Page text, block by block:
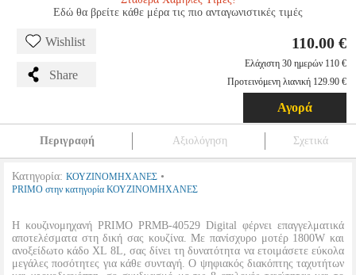
Εδώ θα βρείτε κάθε μέρα τις πιο ανταγωνιστικές τιμές
Wishlist
Share
110.00 €
Ελάχιστη 30 ημερών 110 €
Προτεινόμενη λιανική 129.90 €
Αγορά
Περιγραφή Αξιολόγηση Σχετικά
Κατηγορία: ΚΟΥΖΙΝΟΜΗΧΑΝΕΣ •
PRIMO στην κατηγορία ΚΟΥΖΙΝΟΜΗΧΑΝΕΣ
Η κουζινομηχανή PRIMO PRMB-40529 Digital φέρνει επαγγελματικά
αποτελέσματα στη δική σας κουζίνα. Με πανίσχυρο μοτέρ 1800W και
ανοξείδωτο κάδο XL 8L, σας δίνει τη δυνατότητα να ετοιμάσετε εύκολα
μεγάλες ποσότητες για κάθε συνταγή. Ο ψηφιακός διακόπτης ταχυτήτων